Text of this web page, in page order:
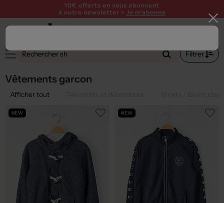
10€ offerts en vous abonnant
à notre newsletter > Je m'abonne
Filtrer
Vêtements garcon
Afficher tout
NEW NEW